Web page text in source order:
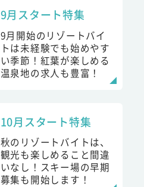
9月スタート特集
9月開始のリゾートバイ
トは未経験でも始めやす
い季節！紅葉が楽しめる
温泉地の求人も豊富！
10月スタート特集
秋のリゾートバイトは、
観光も楽しめること間違
いなし！スキー場の早期
募集も開始します！